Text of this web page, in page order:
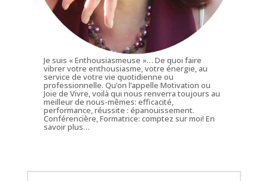
Je suis « Enthousiasmeuse »… De quoi faire
vibrer votre enthousiasme, votre énergie, au
service de votre vie quotidienne ou
professionnelle. Qu’on l’appelle Motivation ou
Joie de Vivre, voilà qui nous renverra toujours au
meilleur de nous-mêmes: efficacité,
performance, réussite : épanouissement.
Conférencière, Formatrice: comptez sur moi!En
savoir plus…